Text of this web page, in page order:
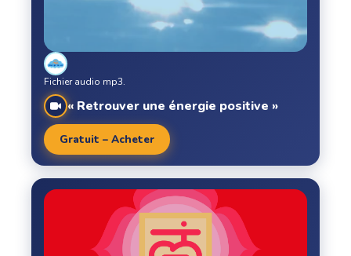
« Retrouver une énergie positive »
Fichier audio mp3.
Gratuit – Acheter